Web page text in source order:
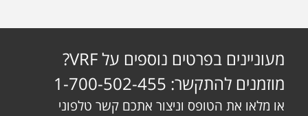
מעוניינים בפרטים נוספים על VRF?
מוזמנים להתקשר: 1-700-502-455
או מלאו את הטופס וניצור אתכם קשר טלפוני